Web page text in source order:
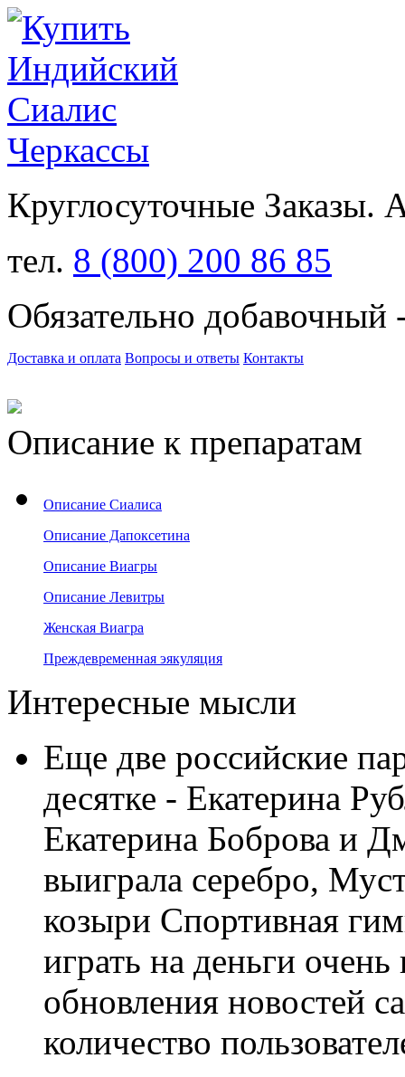
Круглосуточные Заказы.
тел. 8 (800) 200 86 85
Обязательно добавочный
Доставка и оплата Вопросы и ответы Контакты
Описание к препаратам
Описание Сиалиса
Описание Дапоксетина
Описание Виагры
Описание Левитры
Женская Виагра
Преждевременная эякуляция
Интересные мысли
Еще две российские
десятке - Екатерина
Екатерина Боброва и
выиграла серебро,
козыри Спортивная
играть на деньги
обновления новостей
количество